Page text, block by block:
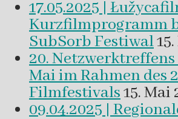
17.05.2025 |
Kurzfilmprogramm
SubSorb Festiwal
20. Netzwerktreffens
Mai im Rahmen des
Filmfestivals15. Mai
09.04.2025 |